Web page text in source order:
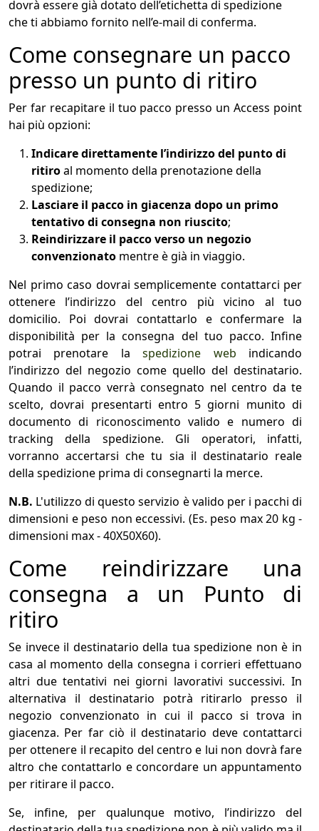
dovrà essere già dotato dell’etichetta di spedizione
che ti abbiamo fornito nell’e-mail di conferma.
Come consegnare un pacco
presso un punto di ritiro
Per far recapitare il tuo pacco presso un Access point
hai più opzioni:
Indicare direttamente l’indirizzo del punto di
ritiroal momento della prenotazione della
spedizione;
Lasciare il pacco in giacenza dopo un primo
tentativo di consegna non riuscito;
Reindirizzare il pacco verso un negozio
convenzionato mentre è già in viaggio.
Nel primo caso dovrai semplicemente contattarci per
ottenere l’indirizzo del centro più vicino al tuo
domicilio. Poi dovrai contattarlo e confermare la
disponibilità per la consegna del tuo pacco. Infine
potrai prenotare laspedizione web indicando
l’indirizzo del negozio come quello del destinatario.
Quando il pacco verrà consegnato nel centro da te
scelto, dovrai presentarti entro 5 giorni munito di
documento di riconoscimento valido e numero di
tracking della spedizione. Gli operatori, infatti,
vorranno accertarsi che tu sia il destinatario reale
della spedizione prima di consegnarti la merce.
N.B. L'utilizzo di questo servizio è valido per i pacchi di
dimensioni e peso non eccessivi. (Es. peso max 20 kg -
dimensioni max - 40X50X60).
Come reindirizzare una
consegna a un Punto di
ritiro
Se invece il destinatario della tua spedizione non è in
casa al momento della consegna i corrieri effettuano
altri due tentativi nei giorni lavorativi successivi. In
alternativa il destinatario potrà ritirarlo presso il
negozio convenzionato in cui il pacco si trova in
giacenza. Per far ciò il destinatario deve contattarci
per ottenere il recapito del centro e lui non dovrà fare
altro che contattarlo e concordare un appuntamento
per ritirare il pacco.
Se, infine, per qualunque motivo, l’indirizzo del